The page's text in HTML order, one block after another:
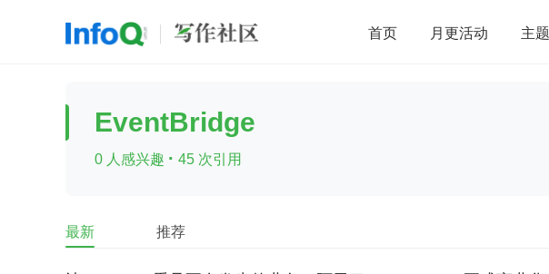
首页 月更活动 主
前端 AI 大数据
查看更多
EventBridge
0 人感兴趣 · 45 次引用
最新 推荐